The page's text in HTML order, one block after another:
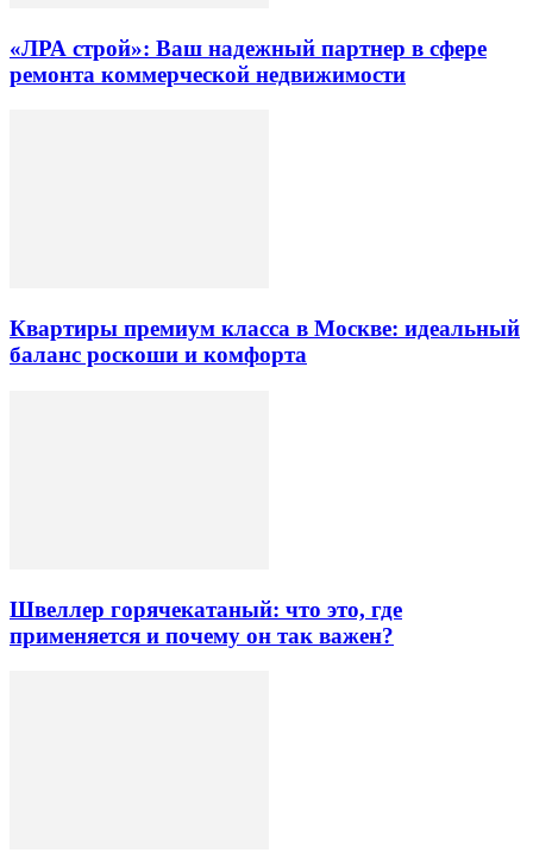
«ЛРА строй»: Ваш надежный партнер в сфере
ремонта коммерческой недвижимости
Квартиры премиум класса в Москве: идеальный
баланс роскоши и комфорта
Швеллер горячекатаный: что это, где
применяется и почему он так важен?